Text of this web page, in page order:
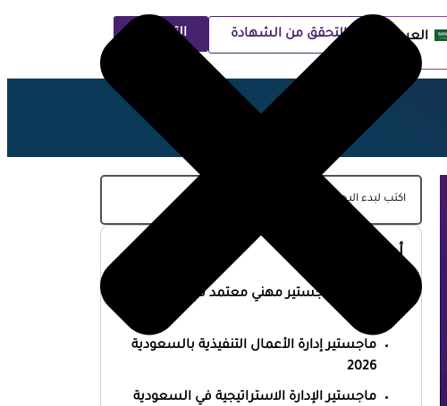
العربية التحقق من الشهادة التسجيل
أحدث المقالات
أفضل ماجستير مهني معتمد في السعودية
ماجستير إدارة الأعمال التنفيذية بالسعودية
2026
ماجستير الإدارة الاستراتيجية في السعودية